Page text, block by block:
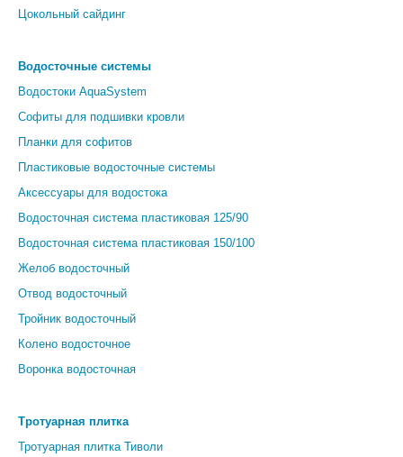
Цокольный сайдинг
Водосточные системы
Водостоки AquaSystem
Софиты для подшивки кровли
Планки для софитов
Пластиковые водосточные системы
Аксессуары для водостока
Водосточная система пластиковая 125/90
Водосточная система пластиковая 150/100
Желоб водосточный
Отвод водосточный
Тройник водосточный
Колено водосточное
Воронка водосточная
Тротуарная плитка
Тротуарная плитка Тиволи